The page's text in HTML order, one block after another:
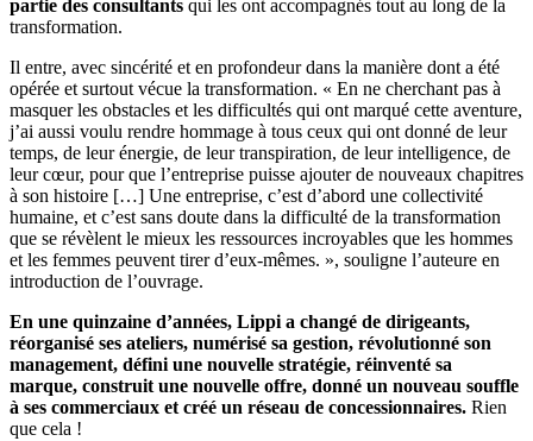
partie des consultants qui les ont accompagnés tout au long de la
transformation.
Il entre, avec sincérité et en profondeur dans la manière dont a été
opérée et surtout vécue la transformation. « En ne cherchant pas à
masquer les obstacles et les difficultés qui ont marqué cette aventure,
j’ai aussi voulu rendre hommage à tous ceux qui ont donné de leur
temps, de leur énergie, de leur transpiration, de leur intelligence, de
leur cœur, pour que l’entreprise puisse ajouter de nouveaux chapitres
à son histoire […] Une entreprise, c’est d’abord une collectivité
humaine, et c’est sans doute dans la difficulté de la transformation
que se révèlent le mieux les ressources incroyables que les hommes
et les femmes peuvent tirer d’eux-mêmes. », souligne l’auteure en
introduction de l’ouvrage.
En une quinzaine d’années, Lippi a changé de dirigeants,
réorganisé ses ateliers, numérisé sa gestion, révolutionné son
management, défini une nouvelle stratégie, réinventé sa
marque, construit une nouvelle offre, donné un nouveau souffle
à ses commerciaux et créé un réseau de concessionnaires. Rien
que cela !